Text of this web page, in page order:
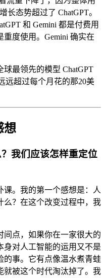
长态势超过了 ChatGPT。
和 Gemini 都是付费用
度使用。Gemini 确实在
最领先的模型 ChatGPT
远超过每个月花的那20美
想
我们应该怎样重定位
。我的第一个感想是：人
么？在这个改变过程中，我
间点，如果你在一家很大的
身对人工智能的运用又不是
的事。它有点像温水煮青蛙
被这个时代淘汰掉了。我